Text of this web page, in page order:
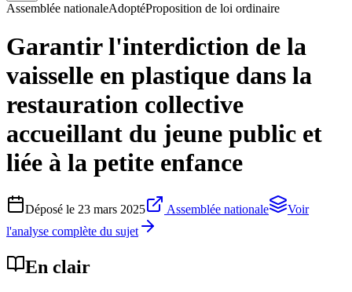
Assemblée nationaleAdoptéProposition de loi ordinaire
Garantir l'interdiction de la
vaisselle en plastique dans la
restauration collective
accueillant du jeune public et
liée à la petite enfance
Déposé le 23 mars 2025 Assemblée nationale
Voir
l'analyse complète du sujet
En clair